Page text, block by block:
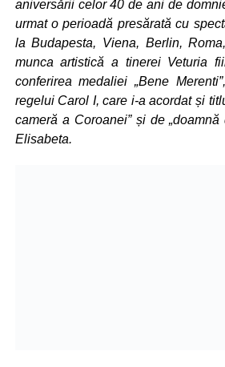
aniversării celor 40 de ani de
urmat o perioadă presărată cu
la Budapesta, Viena, Berlin,
munca artistică a tinerei Veturia
conferirea medaliei „Bene
regelui Carol I, care i-a acordat și
cameră a Coroanei” și de
Elisabeta.